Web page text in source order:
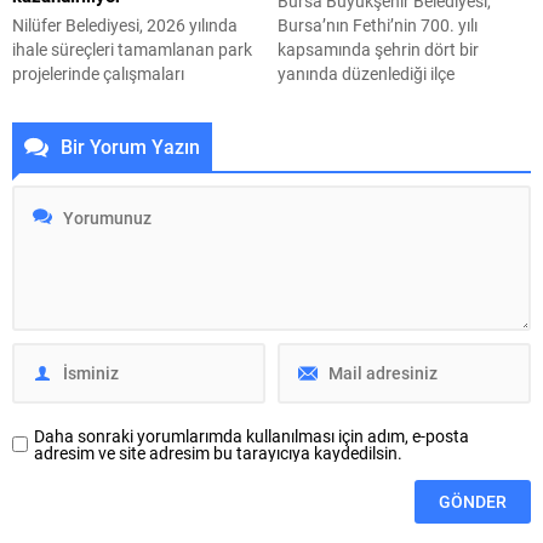
güçlü yer alabilmeleri amacıyla
DIGITALLY 16 KEDD iş...
Nilüfer Belediyesi, 2026 yılında
ihale süreçleri tamamlanan park
projelerinde çalışmaları
ayrı mahallede tamamlanacak
projelerle kente yaklaşık 24 bin
metrekarelik yeni park alanı
ilçe genelinde kişi başına düşen
Bursa’nın Fethi’nin 700. yılı
kapsamında şehrin dört bir
yanında düzenlediği ilçe
Dairesi Başkanlığı tarafından
Bir Yorum Yazın
Daha sonraki yorumlarımda kullanılması için adım, e-posta
adresim ve site adresim bu tarayıcıya kaydedilsin.